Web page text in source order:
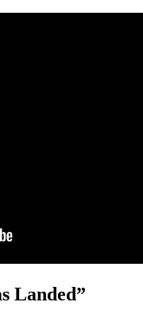
Landed”